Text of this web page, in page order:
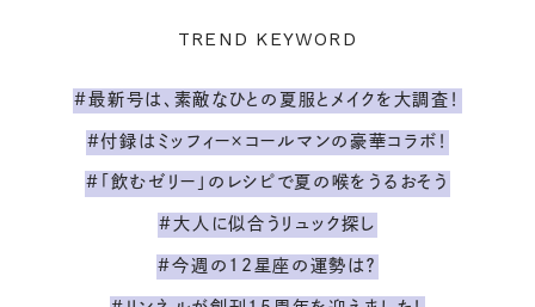
TREND KEYWORD
#最新号は、素敵なひとの夏服とメイクを大調査！
#付録はミッフィー×コールマンの豪華コラボ！
#「飲むゼリー」のレシピで夏の喉をうるおそう
#大人に似合うリュック探し
#今週の12星座の運勢は？